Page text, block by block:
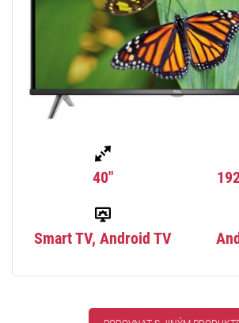
40"
Smart TV, Android TV